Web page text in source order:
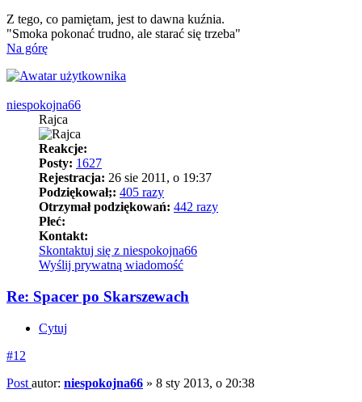
Z tego, co pamiętam, jest to dawna kuźnia.
"Smoka pokonać trudno, ale starać się trzeba"
Na górę
niespokojna66
Rajca
Reakcje:
Posty: 1627
Rejestracja: 26 sie 2011, o 19:37
Podziękował;: 405 razy
Otrzymał podziękowań: 442 razy
Płeć:
Kontakt:
Skontaktuj się z niespokojna66
Wyślij prywatną wiadomość
Re: Spacer po Skarszewach
Cytuj
#12
Post autor: niespokojna66 » 8 sty 2013, o 20:38